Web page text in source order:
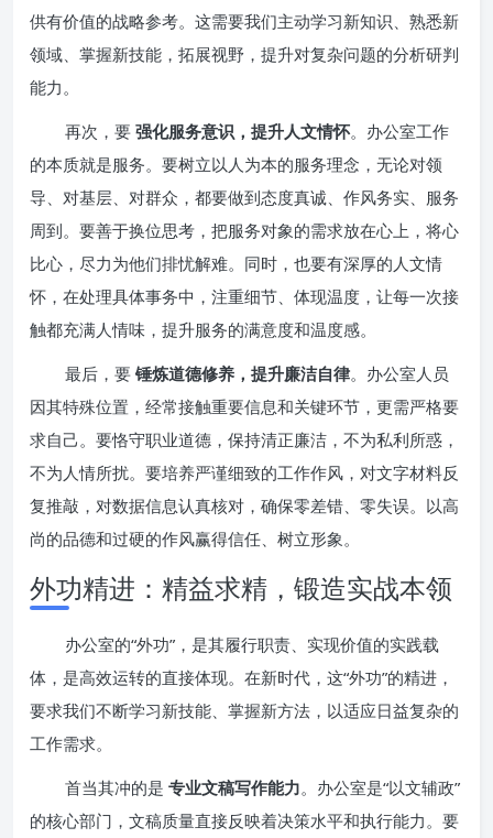
供有价值的战略参考。这需要我们主动学习新知识、熟悉新
领域、掌握新技能，拓展视野，提升对复杂问题的分析研判
能力。
再次，要 强化服务意识，提升人文情怀。办公室工作
的本质就是服务。要树立以人为本的服务理念，无论对领
导、对基层、对群众，都要做到态度真诚、作风务实、服务
周到。要善于换位思考，把服务对象的需求放在心上，将心
比心，尽力为他们排忧解难。同时，也要有深厚的人文情
怀，在处理具体事务中，注重细节、体现温度，让每一次接
触都充满人情味，提升服务的满意度和温度感。
最后，要 锤炼道德修养，提升廉洁自律。办公室人员
因其特殊位置，经常接触重要信息和关键环节，更需严格要
求自己。要恪守职业道德，保持清正廉洁，不为私利所惑，
不为人情所扰。要培养严谨细致的工作作风，对文字材料反
复推敲，对数据信息认真核对，确保零差错、零失误。以高
尚的品德和过硬的作风赢得信任、树立形象。
外功精进：精益求精，锻造实战本领
办公室的“外功”，是其履行职责、实现价值的实践载
体，是高效运转的直接体现。在新时代，这“外功”的精进，
要求我们不断学习新技能、掌握新方法，以适应日益复杂的
工作需求。
首当其冲的是 专业文稿写作能力。办公室是“以文辅政”
的核心部门，文稿质量直接反映着决策水平和执行能力。要